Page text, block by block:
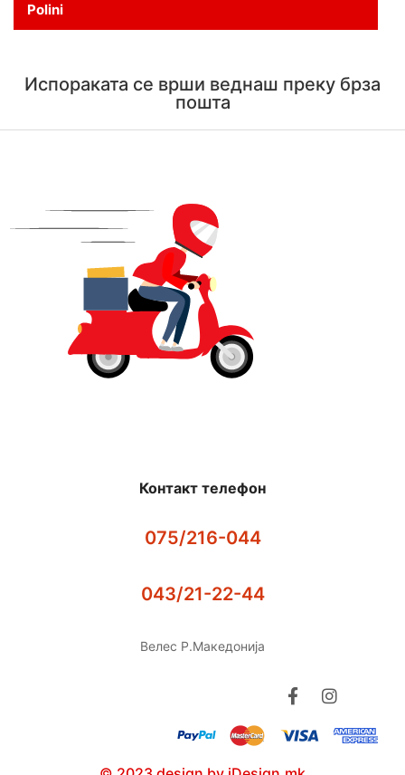
Polini
Испораката се врши веднаш преку брза
пошта
Контакт телефон
075/216-044
043/21-22-44
Велес Р.Македонија